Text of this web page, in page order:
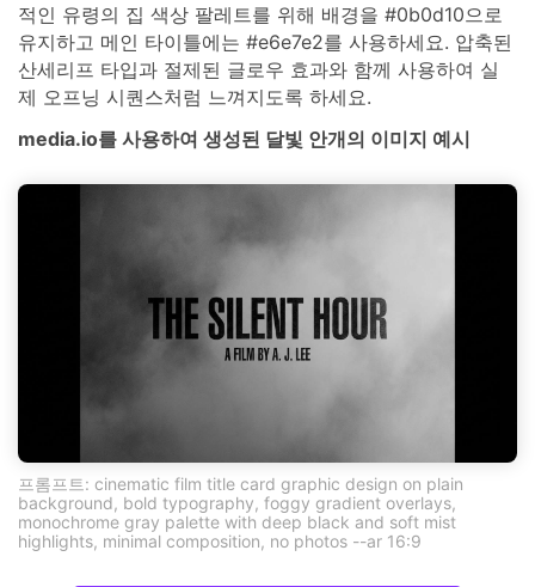
적인 유령의 집 색상 팔레트를 위해 배경을 #0b0d10으로
유지하고 메인 타이틀에는 #e6e7e2를 사용하세요. 압축된
산세리프 타입과 절제된 글로우 효과와 함께 사용하여 실
제 오프닝 시퀀스처럼 느껴지도록 하세요.
media.io를 사용하여 생성된 달빛 안개의 이미지 예시
프롬프트: cinematic film title card graphic design on plain
background, bold typography, foggy gradient overlays,
monochrome gray palette with deep black and soft mist
highlights, minimal composition, no photos --ar 16:9